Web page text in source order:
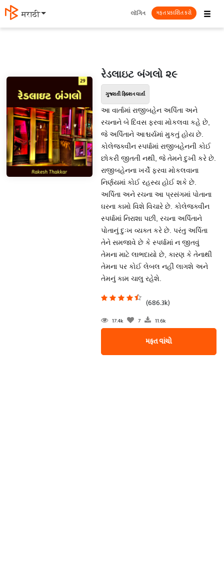
मराठी ☰
લૉગિન મફત પ્રકાશિત કરો
રેડલાઇટ બંગલો ૨૯
ગુજરાતી ફિક્શન વાર્તા
આ વાર્તામાં રાજીબહેન અર્પિતા અને
રચનાને બે દિવસ ફરવા મોકલવા કહે છે,
જે અર્પિતાને આશ્ચર્યમાં મુકતું હોય છે.
કોલેજક્વીન સ્પર્ધામાં રાજીબહેનની કોઈ
છોકરી જીતતી નથી, જે તેમને દુખી કરે છે.
રાજીબહેનના ખર્ચે ફરવા મોકલવાના
નિર્ણયમાં કોઈ રહસ્ય હોઈ શકે છે.
અર્પિતા અને રચના આ પ્રસંગમાં પોતાના
ઘરના કામો વિશે વિચારે છે. કોલેજક્વીન
સ્પર્ધામાં નિરાશા પછી, રચના અર્પિતાને
પોતાનું દુઃખ વ્યક્ત કરે છે. પરંતુ અર્પિતા
તેને સમજાવે છે કે સ્પર્ધામાં ન જીતવું
તેમના માટે લાભદાયો છે, કારણ કે તેનાથી
તેમના પર કોઈ લેબલ નહીં લાગશે અને
તેમનું કામ ચાલુ રહેશે.
(686.3k)
17.4k 7 11.6k
મફત વાંચો